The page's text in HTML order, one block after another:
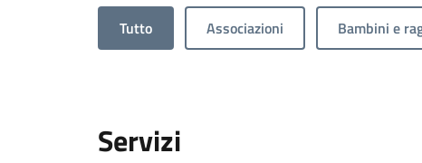
Tutto Associazioni Bambini e
Servizi